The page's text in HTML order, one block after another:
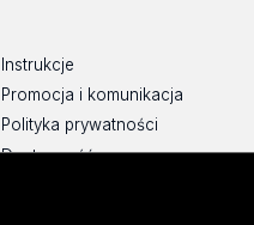
Instrukcje
Promocja i komunikacja
Polityka prywatności
Dostępność